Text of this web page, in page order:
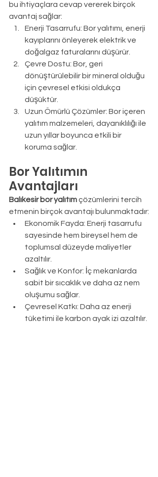
bu ihtiyaçlara cevap vererek birçok
avantaj sağlar:
Enerji Tasarrufu: Bor yalıtımı, enerji
kayıplarını önleyerek elektrik ve
doğalgaz faturalarını düşürür.
Çevre Dostu: Bor, geri
dönüştürülebilir bir mineral olduğu
için çevresel etkisi oldukça
düşüktür.
Uzun Ömürlü Çözümler: Bor içeren
yalıtım malzemeleri, dayanıklılığı ile
uzun yıllar boyunca etkili bir
koruma sağlar.
Bor Yalıtımın
Avantajları
Balıkesir bor yalıtım çözümlerini tercih
etmenin birçok avantajı bulunmaktadır:
Ekonomik Fayda: Enerji tasarrufu
sayesinde hem bireysel hem de
toplumsal düzeyde maliyetler
azaltılır.
Sağlık ve Konfor: İç mekanlarda
sabit bir sıcaklık ve daha az nem
oluşumu sağlar.
Çevresel Katkı: Daha az enerji
tüketimi ile karbon ayak izi azaltılır.